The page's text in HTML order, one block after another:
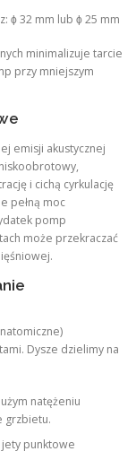
ϕ 32 mm lub ϕ 25 mm
minimalizuje tarcie
przy mniejszym
emisji akustycznej
i cichą cyrkulację
pełną moc
pomp
może przekraczać
Dysze dzielimy na
natężeniu
grzbietu.
punktowe